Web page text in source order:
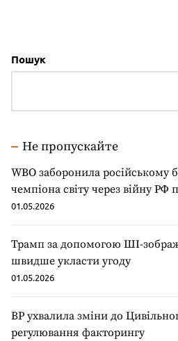
Пошук
Не пропускайте
WBO заборонила російському
чемпіона світу через війну РФ
01.05.2026
Трамп за допомогою ШІ-
швидше укласти угоду
01.05.2026
ВР ухвалила зміни до
регулювання факторингу